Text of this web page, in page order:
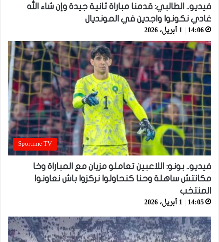
فيديو.. الطالبي: قدمنا مباراة ثانية جيدة وإن شاء الله
غادي نكونوا واجدين في المونديال
14:06 | 1 أبريل، 2026
Sportime TV
فيديو.. بونو: اللاعبين تعاملو مزيان مع المباراة وخا
مكانتش ساهلة وحنا كنحاولوا نركزوا باش نعاونوا
المنتخب
14:05 | 1 أبريل، 2026